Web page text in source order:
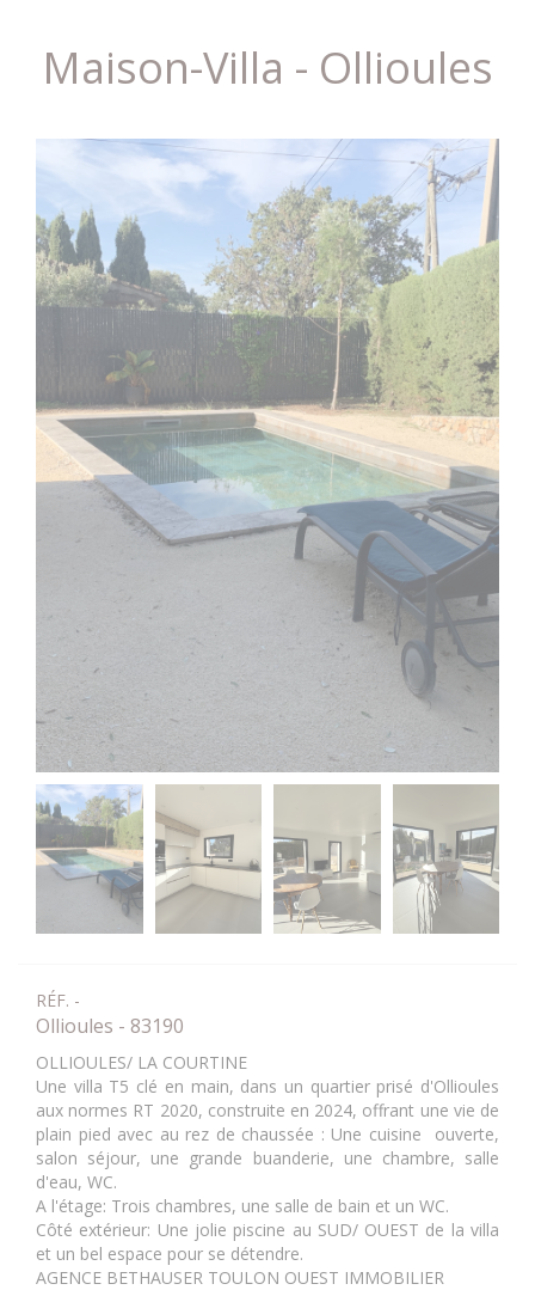
Maison-Villa - Ollioules
RÉF. -
Ollioules - 83190
OLLIOULES/ LA COURTINE
Une villa T5 clé en main, dans un quartier prisé d'Ollioules
aux normes RT 2020, construite en 2024, offrant une vie de
plain pied avec au rez de chaussée : Une cuisine ouverte,
salon séjour, une grande buanderie, une chambre, salle
d'eau, WC.
A l'étage: Trois chambres, une salle de bain et un WC.
Côté extérieur: Une jolie piscine au SUD/ OUEST de la villa
et un bel espace pour se détendre.
AGENCE BETHAUSER TOULON OUEST IMMOBILIER